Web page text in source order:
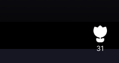
31